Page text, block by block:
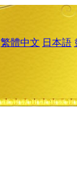
繁體中文 日本語